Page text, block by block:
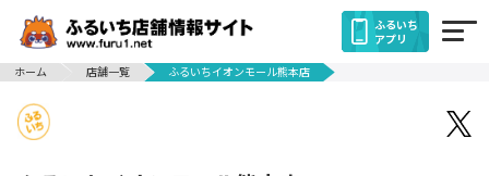
ふるいち
アプリ
ホーム
店舗一覧 ふるいちイオンモール熊本店